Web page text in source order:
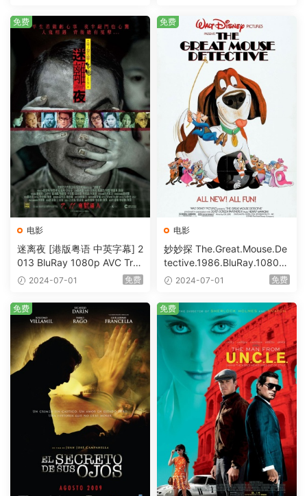
电影
迷离夜 [港版粤语 中英字幕] 2
013 BluRay 1080p AVC Tru
eHD5.1 [BDISO 22.64GB]
2024-07-01 免费
免费
电影
妙妙探 The.Great.Mouse.De
tective.1986.BluRay.1080p.
AVC.DTS-HD.MA.5.1-HDHo
2024-07-01 免费
免费
免费 免费